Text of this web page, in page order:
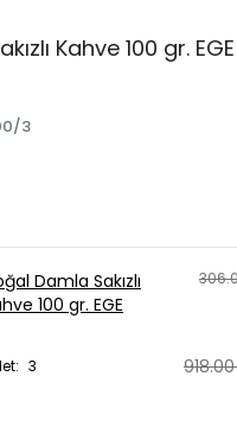
Kahve 100 gr.
3
Damla Sakızlı
100 gr. EGE
: 3